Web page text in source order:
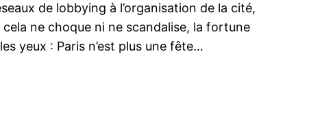
de lobbying à l’organisation de la cité,
ne choque ni ne scandalise, la fortune
yeux : Paris n’est plus une fête…